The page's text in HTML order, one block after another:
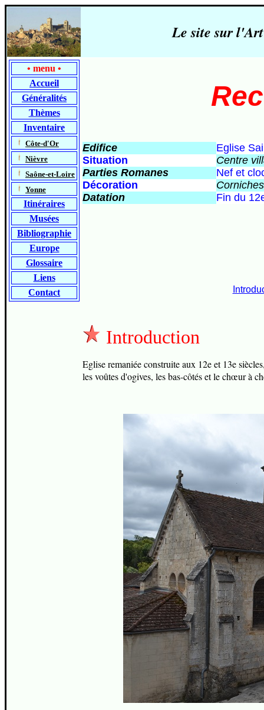
Le site sur
• menu •
Accueil
Généralités
Thèmes
Inventaire
Côte-d'Or
Nièvre
Saône-et-Loire
Yonne
Itinéraires
Musées
Bibliographie
Europe
Glossaire
Liens
Contact
Edifice
Eglise
Situation
Centre
Parties Romanes
Nef et
Décoration
Corniches
Datation
Fin du
Introduction
Eglise remaniée construite aux 12e et 13e
les voûtes d'ogives, les bas-côtés et le chœur à